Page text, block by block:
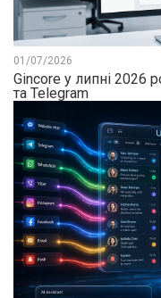
01/07/2026
Gincore у липні 2026
та Telegram